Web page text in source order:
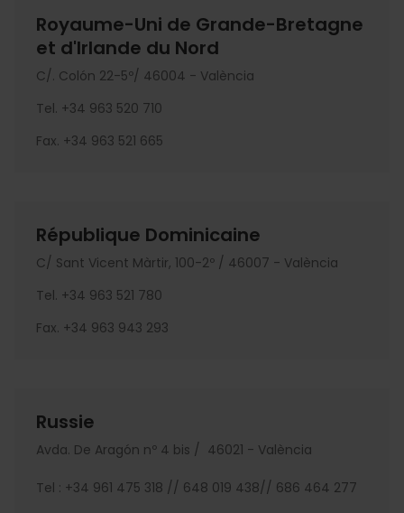
Royaume-Uni de Grande-Bretagne
et d'Irlande du Nord
C/. Colón 22-5º/ 46004 - València
Tel. +34 963 520 710
Fax. +34 963 521 665
République Dominicaine
C/ Sant Vicent Màrtir, 100-2º / 46007 - València
Tel. +34 963 521 780
Fax. +34 963 943 293
Russie
Avda. De Aragón nº 4 bis / 46021 - València
Tel : +34 961 475 318 // 648 019 438// 686 464 277